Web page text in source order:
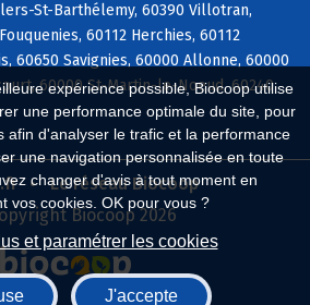
expérience possible, Biocoop utilise
une performance optimale du site, pour
afin d'analyser le trafic et la performance
une navigation personnalisée en toute
changer d'avis à tout moment en
vos cookies. OK pour vous ?
et paramétrer les cookies
J'accepte
St-Barthélemy, 60390 Villotran,
60112 Herchies, 60112
60650 Savignies, 60000 Allonne, 60000
60000 St-Martin-le-Noeud, 60240
Le réseau Biocoop
Biocoop 2026